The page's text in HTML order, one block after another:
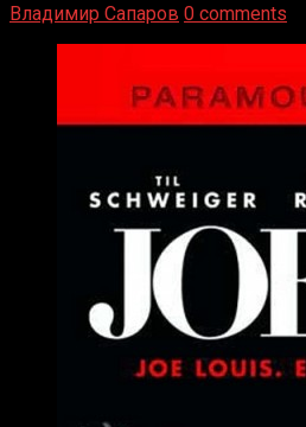
Владимир Сапаров 0 comments